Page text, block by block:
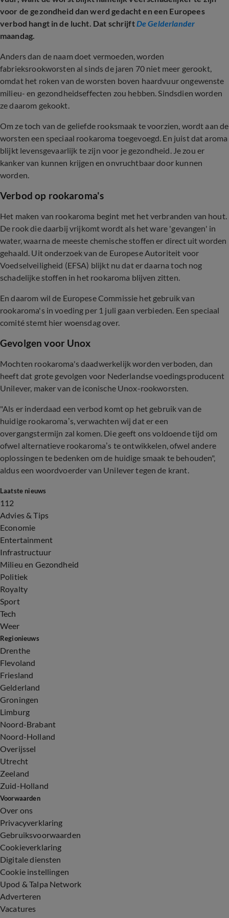
voor de gezondheid dan werd gedacht en een Europees
verbod hangt in de lucht. Dat schrijftDe Gelderlander
maandag.
Anders dan de naam doet vermoeden, worden
fabrieksrookworsten al sinds de jaren 70 niet meer gerookt,
omdat het roken van de worsten boven haardvuur ongewenste
milieu- en gezondheidseffecten zou hebben. Sindsdien worden
ze daarom gekookt.
Om ze toch van de geliefde rooksmaak te voorzien, wordt aan de
worsten een speciaal rookaroma toegevoegd. En juist dat aroma
blijkt levensgevaarlijk te zijn voor je gezondheid. Je zou er
kanker van kunnen krijgen en onvruchtbaar door kunnen
worden.
Verbod op rookaroma's
Het maken van rookaroma begint met het verbranden van hout.
De rook die daarbij vrijkomt wordt als het ware 'gevangen' in
water, waarna de meeste chemische stoffen er direct uit worden
gehaald. Uit onderzoek van de Europese Autoriteit voor
Voedselveiligheid (EFSA) blijkt nu dat er daarna toch nog
schadelijke stoffen in het rookaroma blijven zitten.
En daarom wil de Europese Commissie het gebruik van
rookaroma's in voeding per 1 juli gaan verbieden. Een speciaal
comité stemt hier woensdag over.
Gevolgen voor Unox
Mochten rookaroma's daadwerkelijk worden verboden, dan
heeft dat grote gevolgen voor Nederlandse voedingsproducent
Unilever, maker van de iconische Unox-rookworsten.
"Als er inderdaad een verbod komt op het gebruik van de
huidige rookaroma’s, verwachten wij dat er een
overgangstermijn zal komen. Die geeft ons voldoende tijd om
ofwel alternatieve rookaroma’s te ontwikkelen, ofwel andere
oplossingen te bedenken om de huidige smaak te behouden",
aldus een woordvoerder van Unilever tegen de krant.
Laatste nieuws
112
Advies & Tips
Economie
Entertainment
Infrastructuur
Milieu en Gezondheid
Politiek
Royalty
Sport
Tech
Weer
Regionieuws
Drenthe
Flevoland
Friesland
Gelderland
Groningen
Limburg
Noord-Brabant
Noord-Holland
Overijssel
Utrecht
Zeeland
Zuid-Holland
Voorwaarden
Over ons
Privacyverklaring
Gebruiksvoorwaarden
Cookieverklaring
Digitale diensten
Cookie instellingen
Upod & Talpa Network
Adverteren
Vacatures